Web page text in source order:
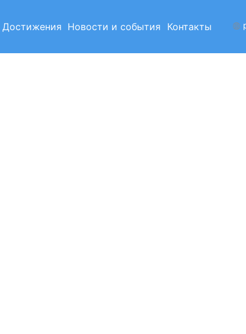
Достижения Новости и события Контакты